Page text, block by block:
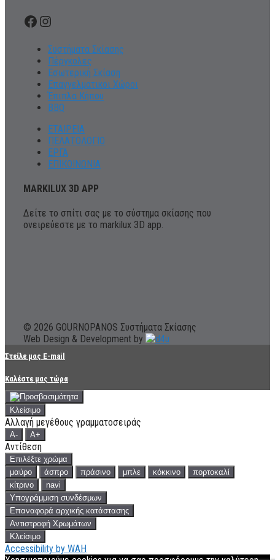
Facebook
Instagram
Συστήματα Σκίασης
Πέργκολες
Εσωτερική Σκίαση
Επαγγελματικοι Χώροι
Έπιπλα Κήπου
BBQ
ΕΤΑΙΡΕΙΑ
ΠΕΛΑΤΟΛΟΓΙΟ
ΕΡΓΑ
ΕΠΙΚΟΙΝΩΝΙΑ
MARKILUX 3D APP
Δείτε το σπίτι σας με το σύστημα σκίασης που
ονειρεύεστε με το markilux 3D app.
© 2026 GOURNOPANOS Συστήματα Σκίασης
Web Design & Development by
Στείλε μας E-mail
Καλέστε μας τώρα
Κλείσιμο
Αλλαγή μεγέθους γραμματοσειράς
A- A+
Αντίθεση
Επιλέξτε χρώμα
μαύρο
άσπρο πράσινο μπλε κόκκινο
πορτοκαλί
κίτρινο
navi
Υπογράμμιση συνδέσμων
Επαναφορά αρχικής κατάστασης
Αντιστροφή Χρωμάτων
Κλείσιμο
Accessibility by WAH